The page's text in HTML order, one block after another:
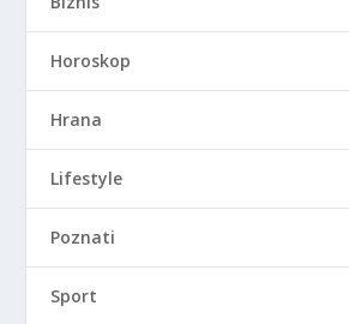
Horoskop
Hrana
Lifestyle
Poznati
Sport